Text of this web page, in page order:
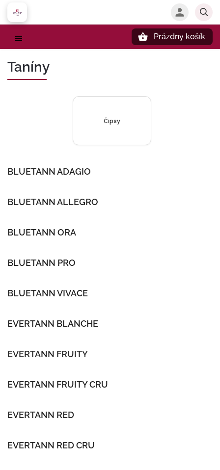
Prázdny košík
Taníny
Čipsy
BLUETANN ADAGIO
BLUETANN ALLEGRO
BLUETANN ORA
BLUETANN PRO
BLUETANN VIVACE
EVERTANN BLANCHE
EVERTANN FRUITY
EVERTANN FRUITY CRU
EVERTANN RED
EVERTANN RED CRU